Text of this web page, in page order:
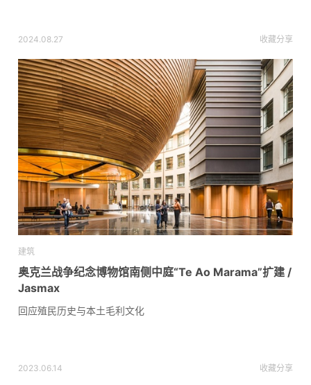
2024.08.27 收藏分享
建筑
奥克兰战争纪念博物馆南侧中庭“Te Ao Marama”扩建 /
Jasmax
回应殖民历史与本土毛利文化
2023.06.14 收藏分享